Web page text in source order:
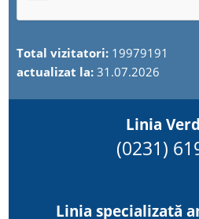
Total vizitatori: 19979191
actualizat la:31.07.2026
Linia
(0231)
Linia specializată